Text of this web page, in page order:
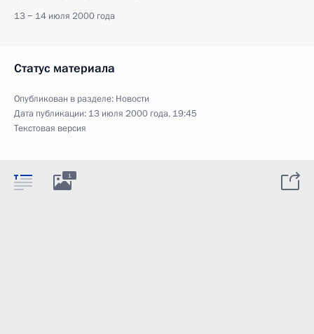
13 − 14 июля 2000 года
Статус материала
Опубликован в разделе: Новости
Дата публикации: 13 июля 2000 года, 19:45
Текстовая версия
1